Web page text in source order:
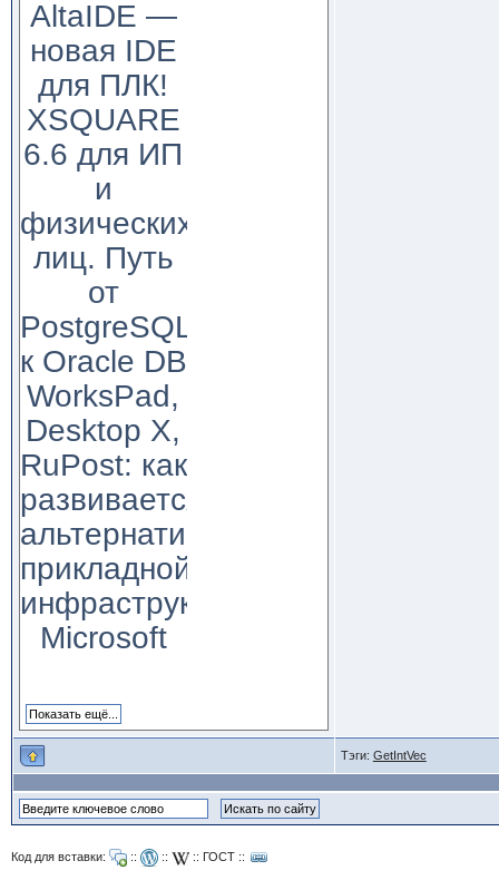
AltaIDE —
новая IDE
для ПЛК!
XSQUARE
6.6 для ИП
и
физических
лиц. Путь
от
PostgreSQL
к Oracle DB
WorksPad,
Desktop X,
RuPost: как
развивается
альтернатива
прикладной
инфраструктуре
Microsoft
Тэги: GetIntVec
Код для вставки: :: :: :: ГОСТ::